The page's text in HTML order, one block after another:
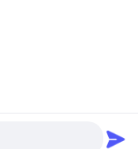
Instrument Co. Ltd